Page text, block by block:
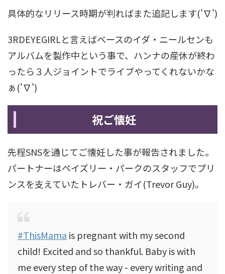
具体的なリリース時期が判ればまた追記します('∇')
3RDEYEGIRLと言えばベースのイダ・ニールセンも
アルバムを製作中という事で、ハンナの産休が終わ
ったら３人ジョイントでライブやってくれないかな
ぁ('∇')
祝ご懐妊
先程SNSを通じてご懐妊した事が報告されました。
パートナーはペイズリー・パークのスタッフでプリ
ンスを支えていたトレバー・ガイ(Trevor Guy)。
#ThisMama is pregnant with my second
child! Excited and so thankful. Baby is with
me every step of the way - every writing and